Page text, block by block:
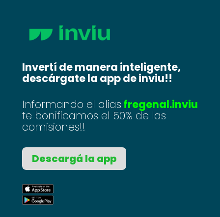
Invertí de manera inteligente,
descárgate la app de inviu!!
Informando el alias fregenal.inviu
te bonificamos el 50% de las
comisiones!!
Descargá la app